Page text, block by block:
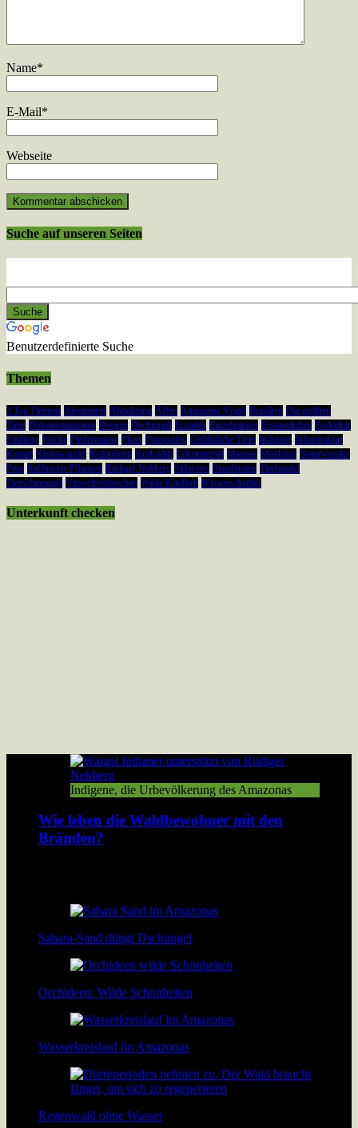
Name*
E-Mail*
Webseite
Suche auf unseren Seiten
Benutzerdefinierte Suche
Themen
3 Top Themen Abenteurer Abholzung Affen Amazonas Vögel Brasilien Die größten
Tiere Dokumentationen Drogen Dschungel Ecuador Einzelgänger Erstaunliches Esskultur
Faultiere Fische Fledermäuse Fluss Fotografen Gefährliche Tiere Indigene Infrastruktur
Kampf Klimawandel Kolumbien Krokodile Lehrmaterial Manaus Moskitos Naturwunder
Peru Raffinierte Pflanzen Rüdiger Nehberg Sklaverei Staudämme Tierhandel
Tierschmuggel Umweltverbrechen Wilde Kindheit Wissenschaftler
Unterkunft checken
Indigene, die Urbevölkerung des Amazonas
Wie leben die Waldbewohner mit den
Bränden?
Sahara-Sand düngt Dschungel
Orchideen: Wilde Schönheiten
Wasserkreislauf im Amazonas
Regenwald ohne Wasser